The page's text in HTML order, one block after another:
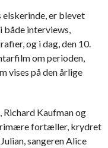
elskerinde, er blevet
interviews,
og i dag, den 10.
om perioden,
vises på den årlige
Richard Kaufman og
fortæller, krydret
sangeren Alice